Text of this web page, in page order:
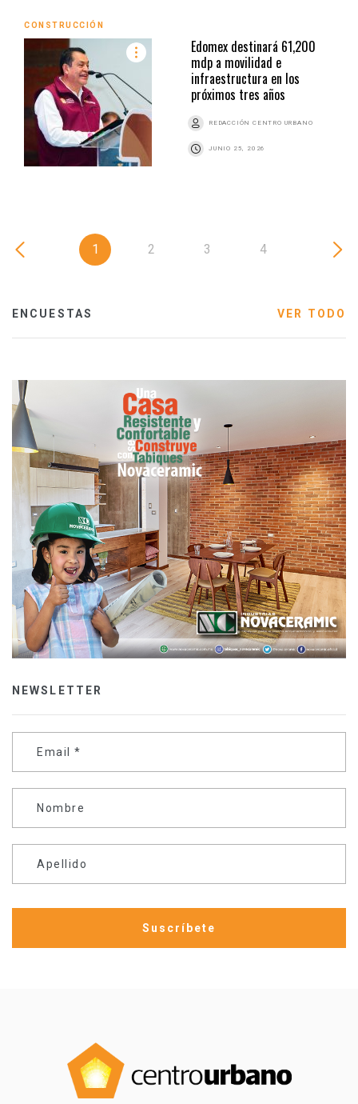
CONSTRUCCIÓN
Edomex destinará 61,200
mdp a movilidad e
infraestructura en los
próximos tres años
REDACCIÓN CENTRO URBANO
JUNIO 25, 2026
1 2 3 4
ENCUESTAS VER TODO
NEWSLETTER
Email *
Nombre
Apellido